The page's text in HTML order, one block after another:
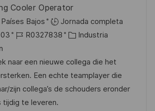
Cooler Operator
Bajos
Jornada completa
I
d
e
e
m
R0327838
C
t
e
g
Industria
naar een nieuwe collega die het
Een echte teamplayer die
zijn collega’s de schouders eronder
tijdig te leveren.